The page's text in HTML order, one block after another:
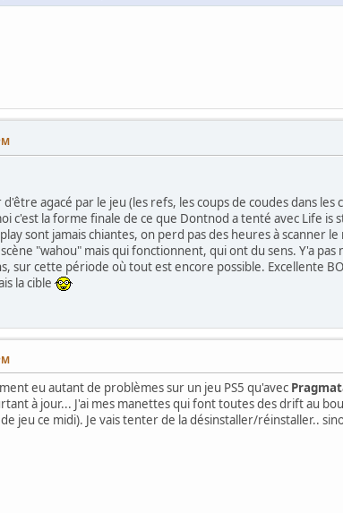
d'être agacé par le jeu (les refs, les coups de coudes dans
c'est la forme finale de ce que Dontnod a tenté avec Life
sont jamais chiantes, on perd pas des heures à
"wahou" mais qui fonctionnent, qui ont du sens. Y'a
sur cette période où tout est encore possible. Excellente
la cible
eu autant de problèmes sur un jeu PS5 qu'avec
à jour... J'ai mes manettes qui font toutes des drift au
jeu ce midi). Je vais tenter de la désinstaller/réinstaller..